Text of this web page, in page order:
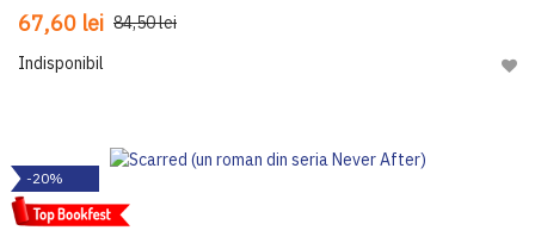
67,60 lei 84,50 lei
Indisponibil
-20%